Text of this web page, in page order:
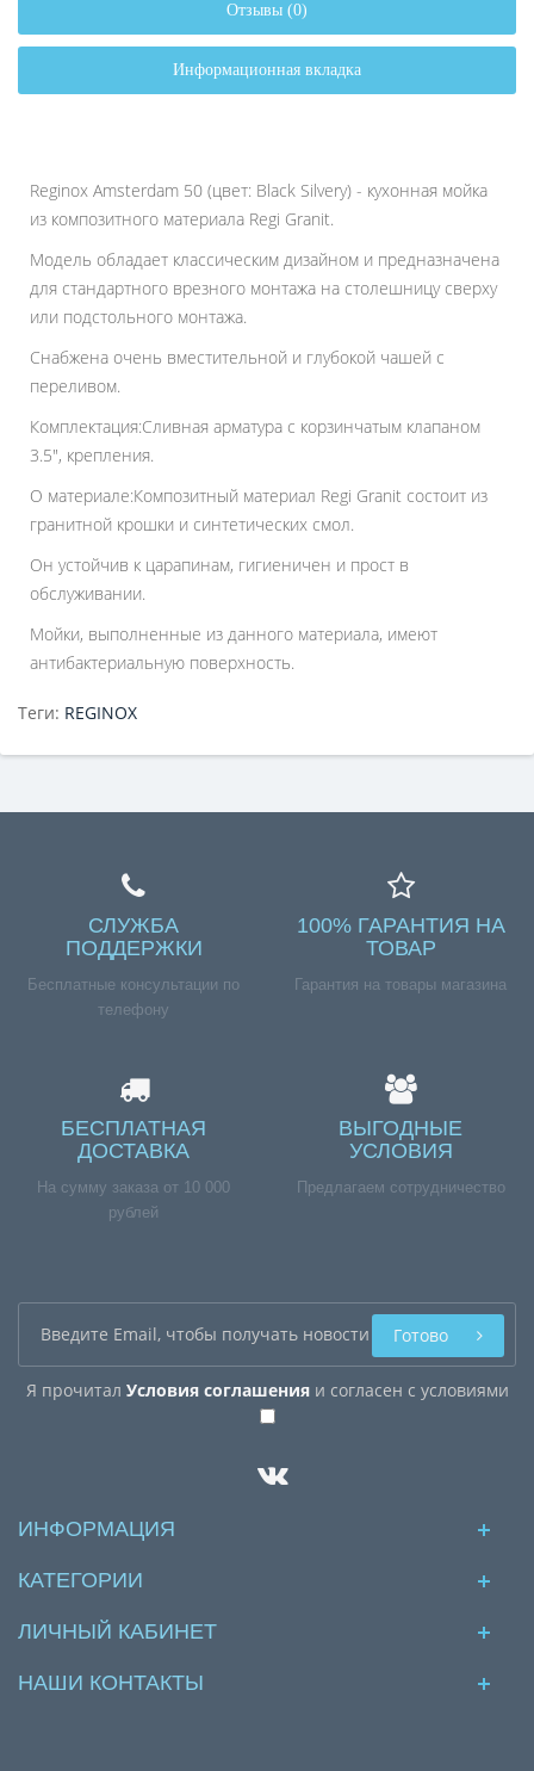
Отзывы (0)
Информационная вкладка
Reginox Amsterdam 50 (цвет: Black Silvery) - кухонная мойка
из композитного материала Regi Granit.
Модель обладает классическим дизайном и предназначена
для стандартного врезного монтажа на столешницу сверху
или подстольного монтажа.
Снабжена очень вместительной и глубокой чашей с
переливом.
Комплектация:Сливная арматура с корзинчатым клапаном
3.5", крепления.
О материале:Композитный материал Regi Granit состоит из
гранитной крошки и синтетических смол.
Он устойчив к царапинам, гигиеничен и прост в
обслуживании.
Мойки, выполненные из данного материала, имеют
антибактериальную поверхность.
Теги: REGINOX
СЛУЖБА
ПОДДЕРЖКИ
Бесплатные консультации по
телефону
100% ГАРАНТИЯ НА
ТОВАР
Гарантия на товары магазина
БЕСПЛАТНАЯ
ДОСТАВКА
На сумму заказа от 10 000
рублей
ВЫГОДНЫЕ
УСЛОВИЯ
Предлагаем сотрудничество
Я прочитал Условия соглашенияи согласен с условиями
Готово
ИНФОРМАЦИЯ
КАТЕГОРИИ
ЛИЧНЫЙ КАБИНЕТ
НАШИ КОНТАКТЫ